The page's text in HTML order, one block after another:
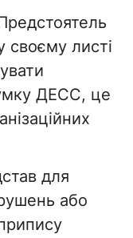
листі
ДЕСС, це
для
або